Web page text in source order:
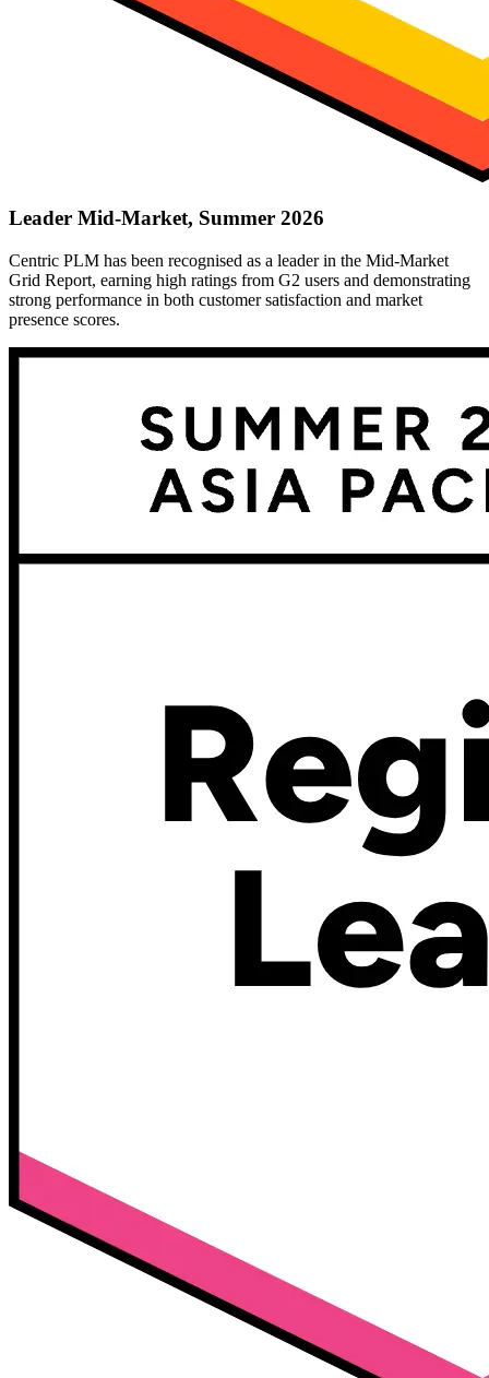
Leader Mid-Market, Summer 2026
Centric PLM has been recognised as a leader in the Mid-Market
Grid Report, earning high ratings from G2 users and demonstrating
strong performance in both customer satisfaction and market
presence scores.